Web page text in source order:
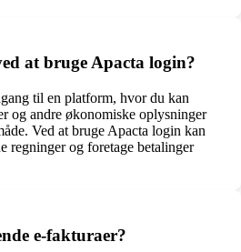
at bruge Apacta login?
til en platform, hvor du kan
og andre økonomiske oplysninger
Ved at bruge Apacta login kan
regninger og foretage betalinger
e-fakturaer?